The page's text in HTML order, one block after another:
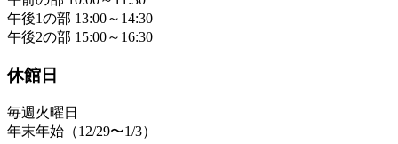
午後1の部 13:00～14:30
午後2の部 15:00～16:30
休館日
毎週火曜日
年末年始（12/29〜1/3）